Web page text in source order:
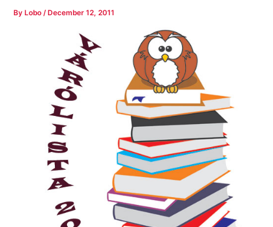
By Lobo/ December 12, 2011